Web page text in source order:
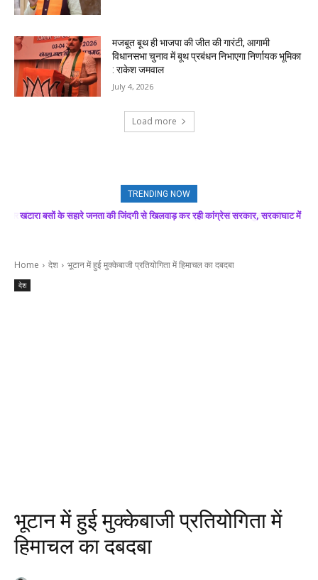
मजबूत बूथ ही भाजपा की जीत की गारंटी, आगामी
विधानसभा चुनाव में बूथ प्रबंधन निभाएगा निर्णायक भूमिका
: राकेश जमवाल
July 4, 2026
Load more